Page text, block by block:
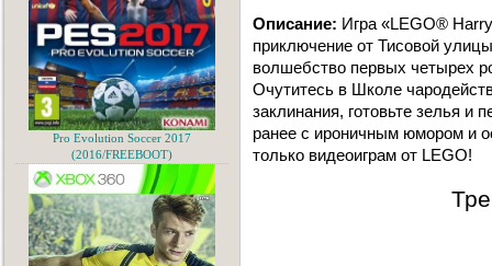
Описание: Игра «LEGO®
приключение от Тисовой
волшебство первых четырех
Очутитесь в Школе
заклинания, готовьте зелья и
ранее с ироничным юмором и
только видеоиграм от LEGO!
Pro Evolution Soccer 2017
(2016/FREEBOOT)